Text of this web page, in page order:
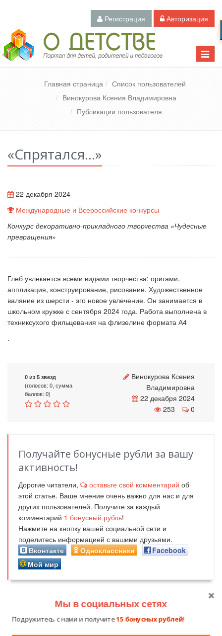
Регистрация Авторизация
Toggle
Педагогический портал «О детстве»
Главная страница
Список пользователей
Винокурова Ксения Владимировна
Публикации пользователя
«Спрятался...»
22 декабря 2024
Международные и Всероссийские конкурсы
Конкурс декоративно-прикладного творчества «Чудесные
превращения»
Глеб увлекается всеми видами творчества: оригами,
аппликация, конструирование, рисование. Художественное
валяние из шерсти - эго новое увлечение. Он занимается в
школьном кружке с сентября 2024 года. Работа выполнена в
техниксухого фильцевания на флизелине формата А4
.
0 из 5 звезд
(голосов: 0, сумма
баллов: 0)
Винокурова Ксения
Владимировна
22 декабря 2024
253
0
Получайте бонусные рубли за вашу
активность!
Дорогие читатели, оставьте свой комментарий об
этой статье. Ваше мнение очень важно для нас и для
других пользователей. Получите за каждый
комментарий 1 бонусный рубль!
Нажмите на кнопку вашей социальной сети и
поделитесь информацией с вашими друзьями.
Вконтакте
Одноклассники
Facebook
Мой мир
Похожие публикации
Мы в социальных сетях
Подружитесь с нами и получите15 бонусных рублей!